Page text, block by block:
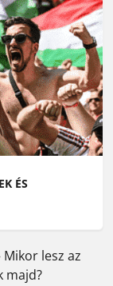
ÉS
Mikor lesz az
majd?